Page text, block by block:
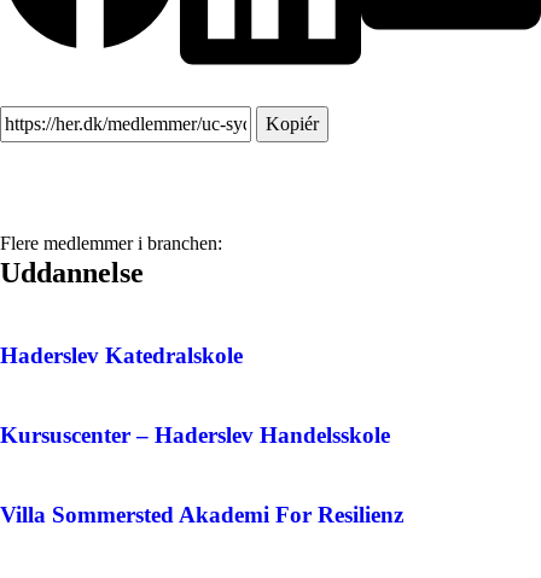
Kopiér
Flere medlemmer i branchen:
Uddannelse
Haderslev Katedralskole
Kursuscenter – Haderslev Handelsskole
Villa Sommersted Akademi For Resilienz